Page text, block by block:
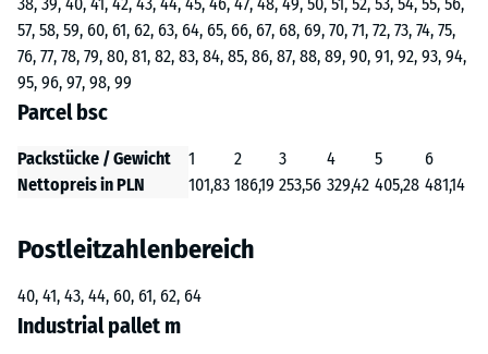
57, 58, 59, 60, 61, 62, 63, 64, 65, 66, 67, 68, 69, 70, 71, 72, 73, 74, 75,
76, 77, 78, 79, 80, 81, 82, 83, 84, 85, 86, 87, 88, 89, 90, 91, 92, 93, 94,
95, 96, 97, 98, 99
Parcel bsc
Packstücke / Gewicht 1 2 3 4 5
6
Nettopreis in PLN
101,83 186,19 253,56 329,42 405,28 481,14
Postleitzahlenbereich
40, 41, 43, 44, 60, 61, 62, 64
Industrial pallet m